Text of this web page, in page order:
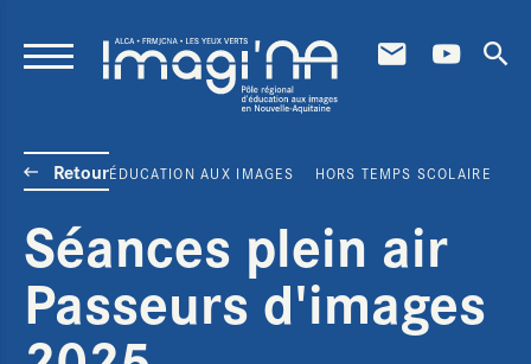
RetourÉDUCATION AUX IMAGES HORS TEMPS SCOLAIRE
Séances plein air
Passeurs d'images